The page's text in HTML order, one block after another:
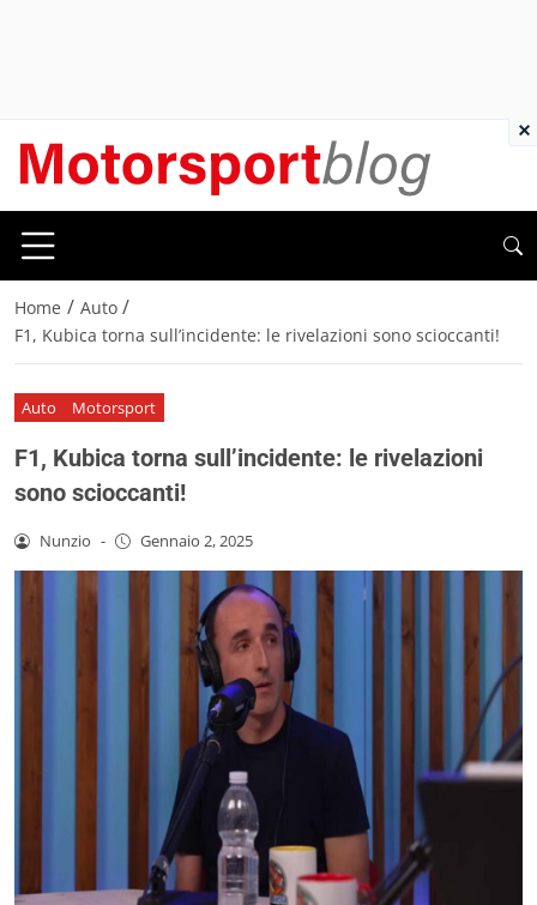
Home / Auto /
F1, Kubica torna sull’incidente: le rivelazioni sono scioccanti!
Auto Motorsport
F1, Kubica torna sull’incidente: le rivelazioni
sono scioccanti!
Nunzio - Gennaio 2, 2025
×